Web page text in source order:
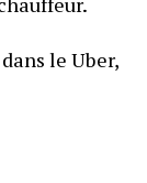
le Uber,